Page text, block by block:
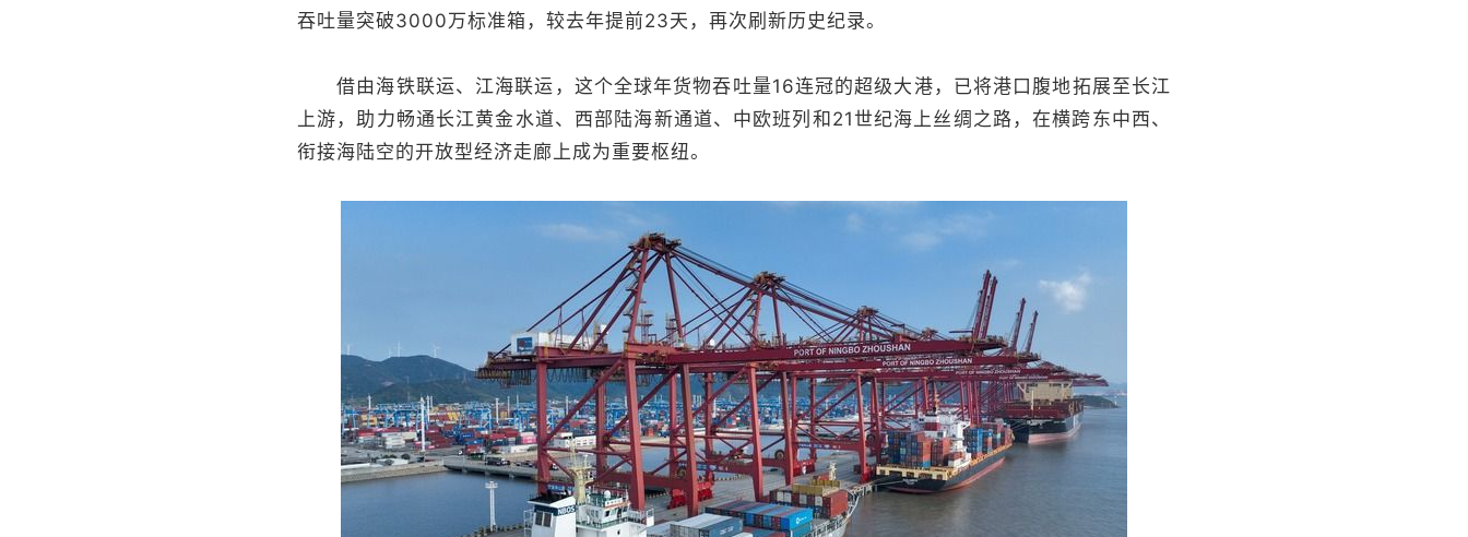
吞吐量突破3000万标准箱，较去年提前23天，再次刷新历史纪录。
借由海铁联运、江海联运，这个全球年货物吞吐量16连冠的超级大港，已将港口腹地拓展至长江
上游，助力畅通长江黄金水道、西部陆海新通道、中欧班列和21世纪海上丝绸之路，在横跨东中西、
衔接海陆空的开放型经济走廊上成为重要枢纽。